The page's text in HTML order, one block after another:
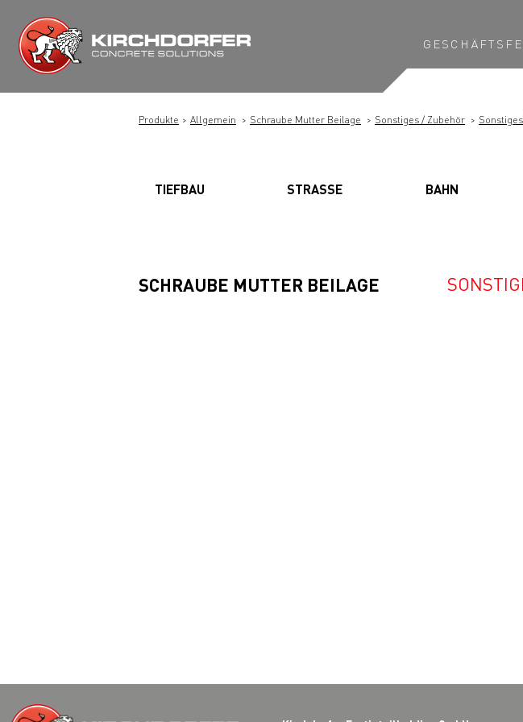
Inhalt
springen
Produkte Allgemein Schraube Mutter Beilage Sonstiges / Zubehör
TIEFBAU STRASSE BAHN
SCHRAUBE MUTTER BEILAGE